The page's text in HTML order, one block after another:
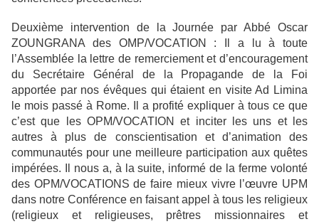
Deuxième intervention de la Journée par Abbé Oscar
ZOUNGRANA des OMP/VOCATION : Il a lu à toute
l’Assemblée la lettre de remerciement et d’encouragement
du Secrétaire Général de la Propagande de la Foi
apportée par nos évêques qui étaient en visite Ad Limina
le mois passé à Rome. Il a profité expliquer à tous ce que
c’est que les OPM/VOCATION et inciter les uns et les
autres à plus de conscientisation et d’animation des
communautés pour une meilleure participation aux quêtes
impérées. Il nous a, à la suite, informé de la ferme volonté
des OPM/VOCATIONS de faire mieux vivre l’œuvre UPM
dans notre Conférence en faisant appel à tous les religieux
(religieux et religieuses, prêtres missionnaires et